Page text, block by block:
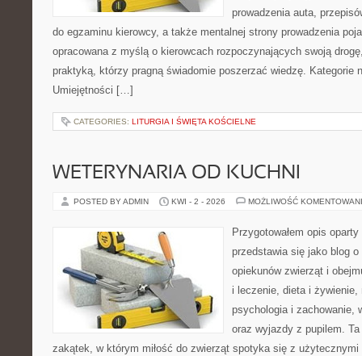
prowadzenia auta,
do egzaminu kierowcy, a także mentalnej strony prowadzenia
opracowana z myślą o kierowcach rozpoczynających swoją
praktyką, którzy pragną świadomie poszerzać wiedzę. Kategorie
Umiejętności […]
CATEGORIES: LITURGIA I ŚWIĘTA KOŚCIELNE
WETERYNARIA OD KUCHNI
POSTED BY ADMIN KWI - 2 - 2026 MOŻLIWOŚĆ
Przygotowałem opis
przedstawia się jako blog
opiekunów zwierząt i
i leczenie, dieta i żywienie,
psychologia i zachowanie,
oraz wyjazdy z pupilem.
zakątek, w którym miłość do zwierząt spotyka się z